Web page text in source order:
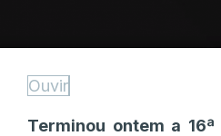
Ouvir
Terminou ontem a